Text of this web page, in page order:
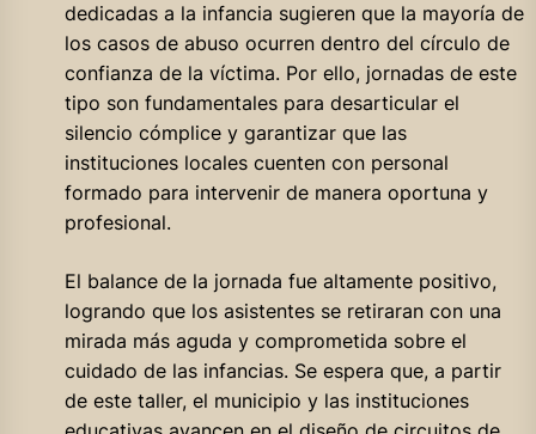
dedicadas a la infancia sugieren que la mayoría de
los casos de abuso ocurren dentro del círculo de
confianza de la víctima. Por ello, jornadas de este
tipo son fundamentales para desarticular el
silencio cómplice y garantizar que las
instituciones locales cuenten con personal
formado para intervenir de manera oportuna y
profesional.
El balance de la jornada fue altamente positivo,
logrando que los asistentes se retiraran con una
mirada más aguda y comprometida sobre el
cuidado de las infancias. Se espera que, a partir
de este taller, el municipio y las instituciones